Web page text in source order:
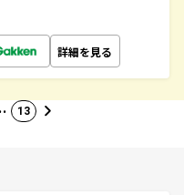
詳細を見る
13